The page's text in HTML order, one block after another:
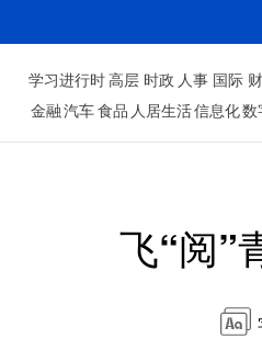
学习进行时高层 时政 人事 国际
金融汽车食品 人居生活信息化数
飞“阅”